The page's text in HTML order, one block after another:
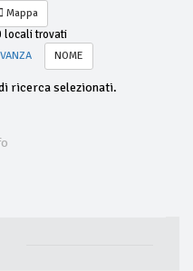
Mappa
locali trovati
NOME
ricerca selezionati.